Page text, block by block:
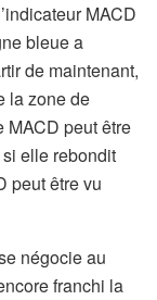
MACD
bleue a
de maintenant,
la zone de
MACD peut être
elle rebondit
peut être vu
négocie au
franchi la